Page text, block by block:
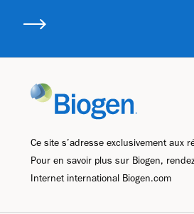
Ce site s’adresse exclusivement aux
Pour en savoir plus sur Biogen,
Internet international Biogen.com